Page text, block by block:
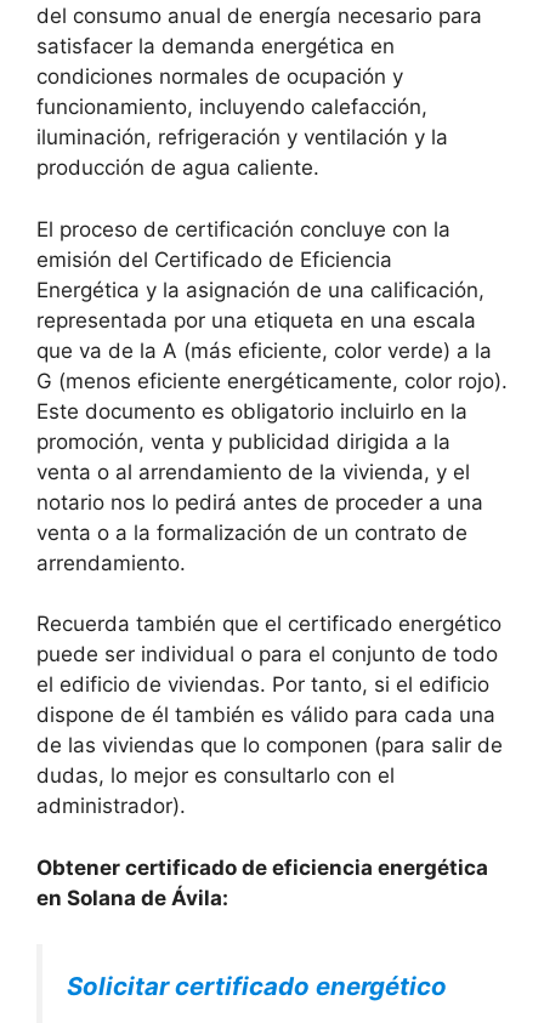
del consumo anual de energía necesario para
satisfacer la demanda energética en
condiciones normales de ocupación y
funcionamiento, incluyendo calefacción,
iluminación, refrigeración y ventilación y la
producción de agua caliente.
El proceso de certificación concluye con la
emisión del Certificado de Eficiencia
Energética y la asignación de una calificación,
representada por una etiqueta en una escala
que va de la A (más eficiente, color verde) a la
G (menos eficiente energéticamente, color rojo).
Este documento es obligatorio incluirlo en la
promoción, venta y publicidad dirigida a la
venta o al arrendamiento de la vivienda, y el
notario nos lo pedirá antes de proceder a una
venta o a la formalización de un contrato de
arrendamiento.
Recuerda también que el certificado energético
puede ser individual o para el conjunto de todo
el edificio de viviendas. Por tanto, si el edificio
dispone de él también es válido para cada una
de las viviendas que lo componen (para salir de
dudas, lo mejor es consultarlo con el
administrador).
Obtener certificado de eficiencia energética
en Solana de Ávila:
Solicitar certificado energético